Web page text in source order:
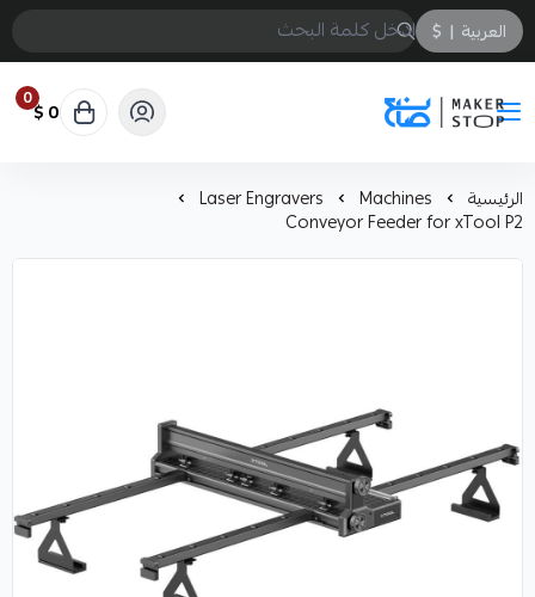
العربية |
$
صانع
0 0 $
الرئيسية Machines
Laser Engravers
Conveyor Feeder for xTool P2